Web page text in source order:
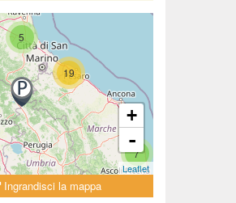
5
19
7
18
+
-
Leaflet
Ingrandisci la mappa